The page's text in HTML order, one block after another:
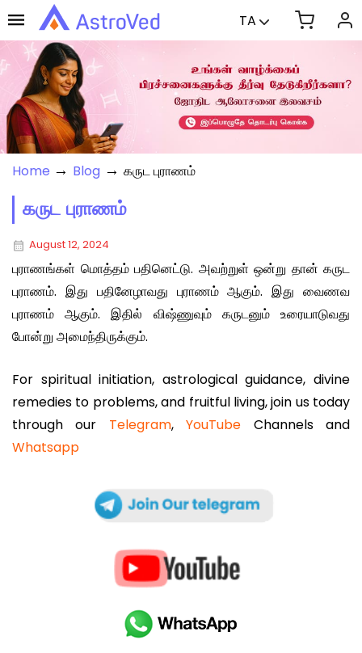
TA
Home → Blog → கருட புராணம்
கருட புராணம்
August 12, 2024
புராணங்கள் மொத்தம் பதினெட்டு. அவற்றுள் ஒன்று தான் கருட
புராணம். இது பதினேழாவது புராணம் ஆகும். இது வைணவ
புராணம் ஆகும். இதில் விஷ்ணுவும் கருடனும் உரையாடுவது
போன்று அமைந்திருக்கும்.
For spiritual initiation, astrological guidance, divine
remedies to problems, and fruitful living, join us today
through our Telegram,YouTube Channels and
Whatsapp